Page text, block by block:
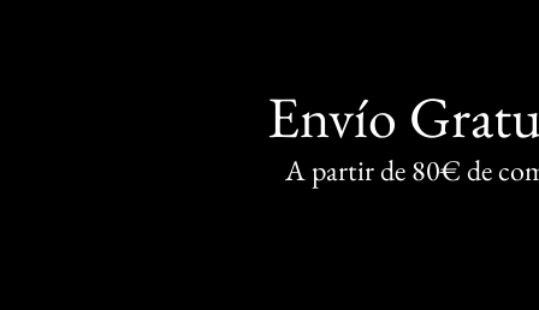
Envío
A partir de 80€ de